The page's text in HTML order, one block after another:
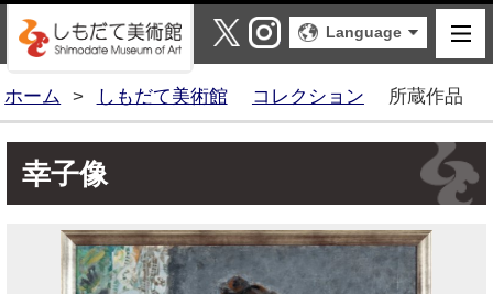
しもだて美術館
X Instagram
Language
ホーム > しもだて美術館 コレクション 所蔵作品
幸子像